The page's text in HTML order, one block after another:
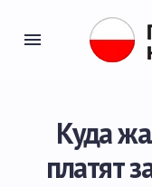
Куда
платят